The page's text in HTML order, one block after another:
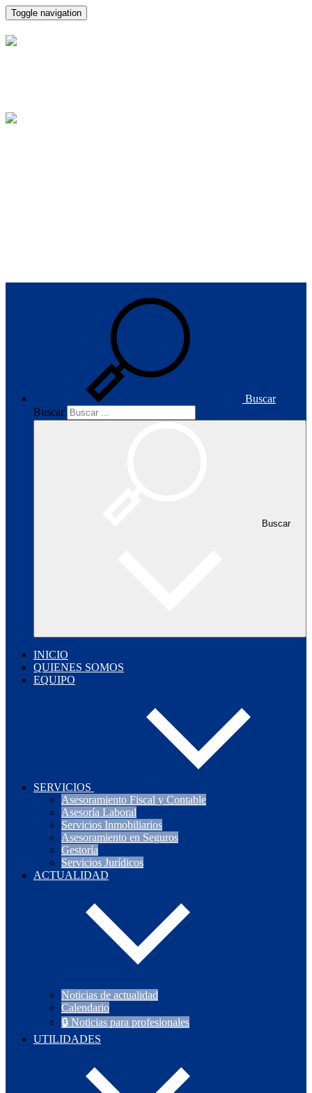
Toggle navigation
Buscar
Buscar
Buscar
INICIO
QUIENES SOMOS
EQUIPO
SERVICIOS
Asesoramiento Fiscal y Contable
Asesoría Laboral
Servicios Inmobiliarios
Asesoramiento en Seguros
Gestoría
Servicios Jurídicos
ACTUALIDAD
Noticias de actualidad
Calendario
🔒 Noticias para profesionales
UTILIDADES